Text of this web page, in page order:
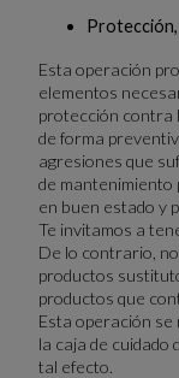
Protección,
Esta operación
elementos
protección contra
de forma
agresiones que
de
en buen estado y
Te invitamos a
De lo contrario,
productos
productos que
Esta operación
la caja de cuidado
tal efecto.